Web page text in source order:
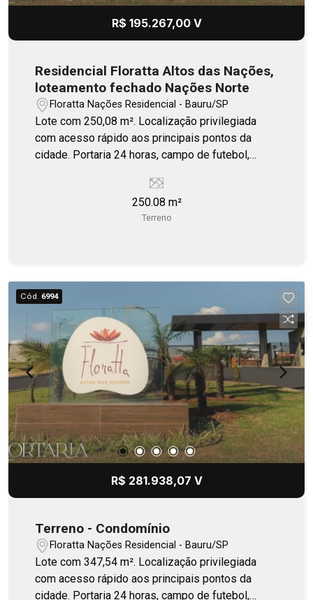
R$ 195.267,00 V
Residencial Floratta Altos das Nações,
loteamento fechado Nações Norte
Floratta Nações Residencial - Bauru/SP
Lote com 250,08 m². Localização privilegiada
com acesso rápido aos principais pontos da
cidade. Portaria 24 horas, campo de futebol,
250.08 m²
Terreno
Cód. 6994
R$ 281.938,07 V
Terreno - Condomínio
Floratta Nações Residencial - Bauru/SP
Lote com 347,54 m². Localização privilegiada
com acesso rápido aos principais pontos da
cidade. Portaria 24 horas, campo de futebol,